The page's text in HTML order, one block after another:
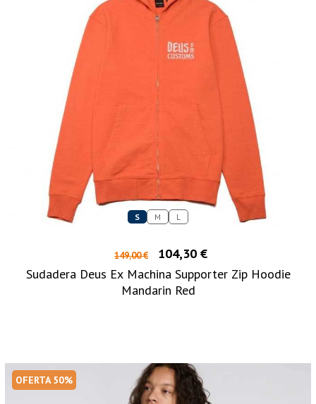
S M L
149,00 €
104,30 €
Sudadera Deus Ex Machina Supporter Zip Hoodie
Mandarin Red
OFERTA 50%